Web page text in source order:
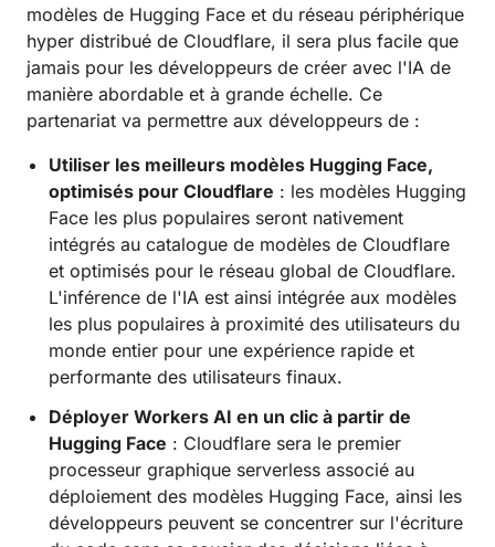
modèles de Hugging Face et du réseau périphérique
hyper distribué de Cloudflare, il sera plus facile que
jamais pour les développeurs de créer avec l'IA de
manière abordable et à grande échelle. Ce
partenariat va permettre aux développeurs de :
Utiliser les meilleurs modèles Hugging Face,
optimisés pour Cloudflare : les modèles Hugging
Face les plus populaires seront nativement
intégrés au catalogue de modèles de Cloudflare
et optimisés pour le réseau global de Cloudflare.
L'inférence de l'IA est ainsi intégrée aux modèles
les plus populaires à proximité des utilisateurs du
monde entier pour une expérience rapide et
performante des utilisateurs finaux.
Déployer Workers AI en un clic à partir de
Hugging Face : Cloudflare sera le premier
processeur graphique serverless associé au
déploiement des modèles Hugging Face, ainsi les
développeurs peuvent se concentrer sur l'écriture